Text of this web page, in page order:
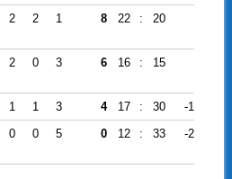
2 2 1 8 22 : 20
2 0 3 6 16 : 15
1 1 3 4 17 : 30
-13
0 0 5 0 12 : 33 -21